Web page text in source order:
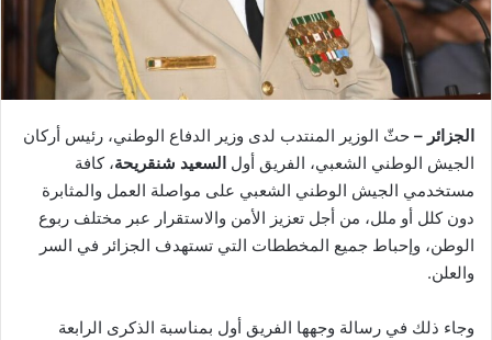
الجزائر – حثّ الوزير المنتدب لدى وزير الدفاع الوطني، رئيس أركان
الجيش الوطني الشعبي، الفريق أول السعيد شنقريحة، كافة
مستخدمي الجيش الوطني الشعبي على مواصلة العمل والمثابرة
دون كلل أو ملل، من أجل تعزيز الأمن والاستقرار عبر مختلف ربوع
الوطن، وإحباط جميع المخططات التي تستهدف الجزائر في السر
والعلن.
وجاء ذلك في رسالة وجهها الفريق أول بمناسبة الذكرى الرابعة